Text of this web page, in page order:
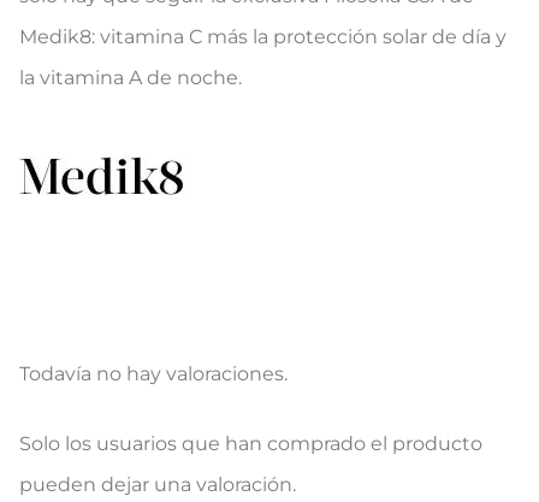
Medik8: vitamina C más la protección solar de día y
la vitamina A de noche.
V
a
Todavía no hay valoraciones.
Solo los usuarios que han comprado el producto
pueden dejar una valoración.